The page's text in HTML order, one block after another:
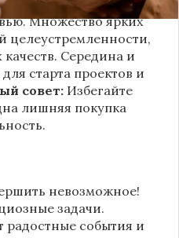
если подходить к
Множество ярких
целеустремленности,
Середина и
старта проектов и
совет: Избегайте
лишняя покупка
невозможное!
задачи.
радостные события и